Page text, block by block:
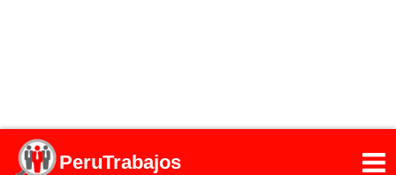
PeruTrabajos